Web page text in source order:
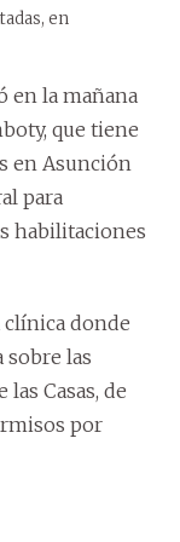
en
en la mañana
que tiene
en Asunción
para
habilitaciones
donde
sobre las
Casas, de
por